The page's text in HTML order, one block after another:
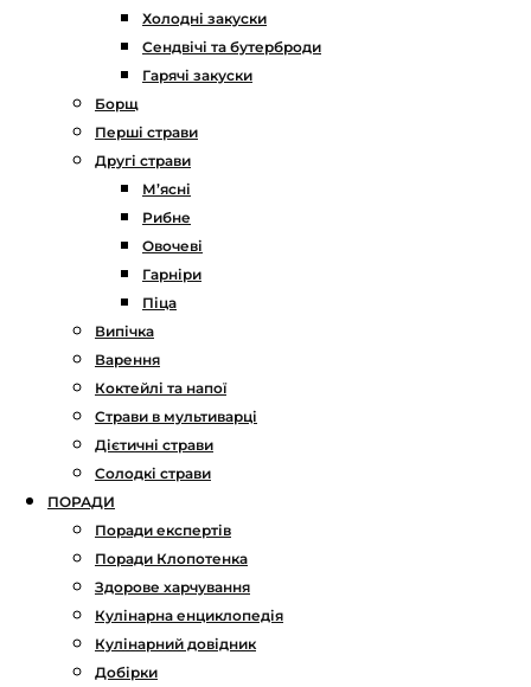
Холодні закуски
Сендвічі та бутерброди
Гарячі закуски
Борщ
Перші страви
Другі страви
М’ясні
Рибне
Овочеві
Гарніри
Піца
Випічка
Варення
Коктейлі та напої
Страви в мультиварці
Дієтичні страви
Солодкі страви
ПОРАДИ
Поради експертів
Поради Клопотенка
Здорове харчування
Кулінарна енциклопедія
Кулінарний довідник
Добірки